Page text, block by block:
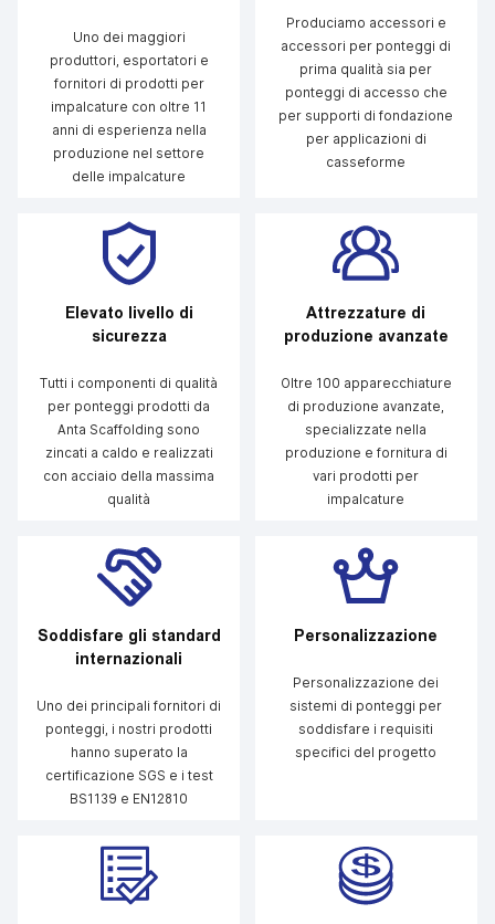
Uno dei maggiori
produttori, esportatori e
fornitori di prodotti per
impalcature con oltre 11
anni di esperienza nella
produzione nel settore
delle impalcature
Produciamo accessori e
accessori per ponteggi di
prima qualità sia per
ponteggi di accesso che
per supporti di fondazione
per applicazioni di
casseforme
Elevato livello di
sicurezza
Tutti i componenti di qualità
per ponteggi prodotti da
Anta Scaffolding sono
zincati a caldo e realizzati
con acciaio della massima
qualità
Attrezzature di
produzione avanzate
Oltre 100 apparecchiature
di produzione avanzate,
specializzate nella
produzione e fornitura di
vari prodotti per
impalcature
Soddisfare gli standard
internazionali
Uno dei principali fornitori di
ponteggi, i nostri prodotti
hanno superato la
certificazione SGS e i test
BS1139 e EN12810
Personalizzazione
Personalizzazione dei
sistemi di ponteggi per
soddisfare i requisiti
specifici del progetto